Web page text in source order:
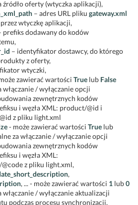
źródło oferty (wtyczka aplikacji),
– adres URL plikugateway.xml
wtyczkę aplikacji,
prefiks dodawany do kodów
– identyfikator dostawcy, do którego
z oferty,
wtyczki,
zawierać wartościTrue lub False
/ wyłączanie opcji
zewnętrznych kodów
i węzła XML: product/@id i
z pliku light.xml
- może zawierać wartościTrue lub
za włączanie / wyłączanie opcji
zewnętrznych kodów
i węzła XML:
z pliku light.xml,
,
, ... - może zawierać wartości 1 lub0
/ wyłączanie aktualizacji
podczas procesu synchronizacji,